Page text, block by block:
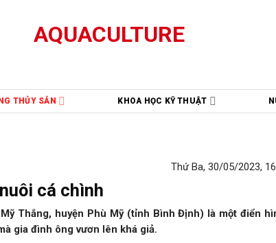
THỦY SẢN KHOA HỌC KỸ THUẬT
Thứ Ba, 30/05/2023,
cá chình
Thắng, huyện Phù Mỹ (tỉnh Bình Định) là một điển
gia đình ông vươn lên khá giả.